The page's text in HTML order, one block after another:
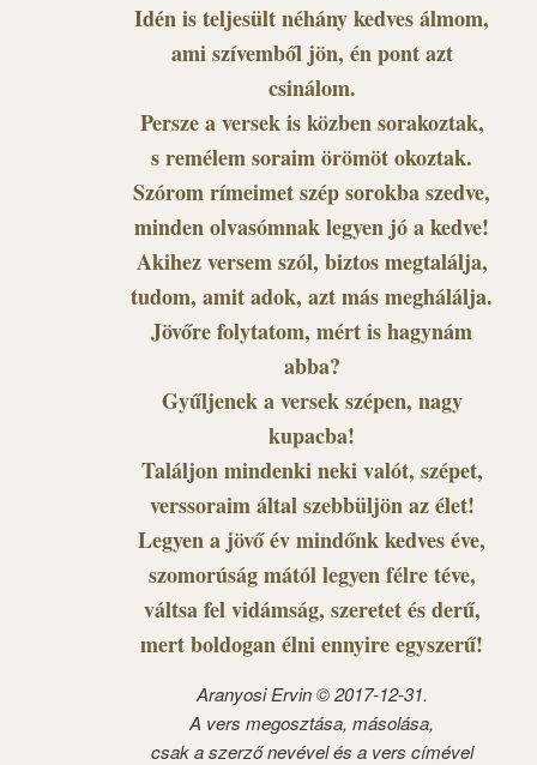
Idén is teljesült néhány kedves álmom,
ami szívemből jön, én pont azt
csinálom.
Persze a versek is közben sorakoztak,
s remélem soraim örömöt okoztak.
Szórom rímeimet szép sorokba szedve,
minden olvasómnak legyen jó a kedve!
Akihez versem szól, biztos megtalálja,
tudom, amit adok, azt más meghálálja.
Jövőre folytatom, mért is hagynám
abba?
Gyűljenek a versek szépen, nagy
kupacba!
Találjon mindenki neki valót, szépet,
verssoraim által szebbüljön az élet!
Legyen a jövő év mindőnk kedves éve,
szomorúság mától legyen félre téve,
váltsa fel vidámság, szeretet és derű,
mert boldogan élni ennyire egyszerű!
Aranyosi Ervin © 2017-12-31.
A vers megosztása, másolása,
csak a szerző nevével és a vers címével